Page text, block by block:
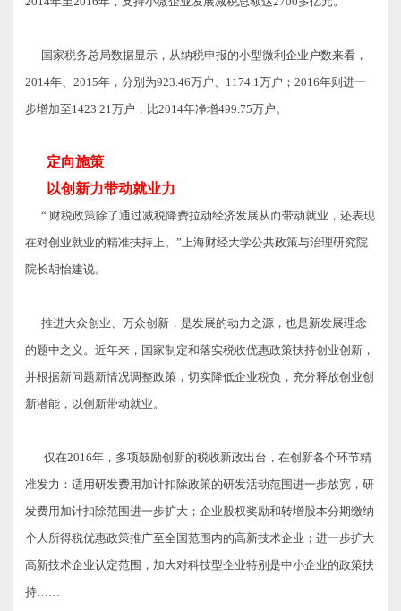
国家税务总局数据显示，从纳税申报的小型微利企业户数来看，
2014年、2015年，分别为923.46万户、1174.1万户；2016年则进一
步增加至1423.21万户，比2014年净增499.75万户。
定向施策
以创新力带动就业力
“ 财税政策除了通过减税降费拉动经济发展从而带动就业，还表现
在对创业就业的精准扶持上。”上海财经大学公共政策与治理研究院
院长胡怡建说。
推进大众创业、万众创新，是发展的动力之源，也是新发展理念
的题中之义。近年来，国家制定和落实税收优惠政策扶持创业创新，
并根据新问题新情况调整政策，切实降低企业税负，充分释放创业创
新潜能，以创新带动就业。
仅在2016年，多项鼓励创新的税收新政出台，在创新各个环节精
准发力：适用研发费用加计扣除政策的研发活动范围进一步放宽，研
发费用加计扣除范围进一步扩大；企业股权奖励和转增股本分期缴纳
个人所得税优惠政策推广至全国范围内的高新技术企业；进一步扩大
高新技术企业认定范围，加大对科技型企业特别是中小企业的政策扶
持……